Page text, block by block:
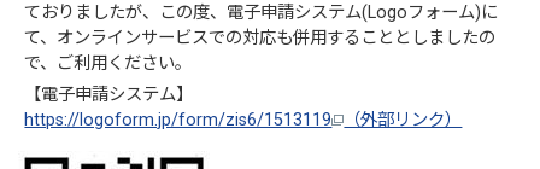
ておりましたが、この度、電子申請システム(Logoフォーム)に
て、オンラインサービスでの対応も併用することとしましたの
で、ご利用ください。
【電子申請システム】
https://logoform.jp/form/zis6/1513119
（外部リンク）